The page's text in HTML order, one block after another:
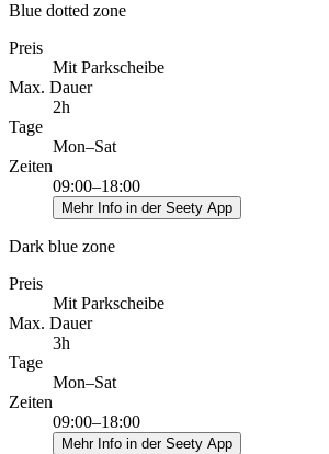
Blue dotted zone
Preis
Mit Parkscheibe
Max. Dauer
2h
Tage
Mon–Sat
Zeiten
09:00–18:00
Mehr Info in der Seety App
Dark blue zone
Preis
Mit Parkscheibe
Max. Dauer
3h
Tage
Mon–Sat
Zeiten
09:00–18:00
Mehr Info in der Seety App